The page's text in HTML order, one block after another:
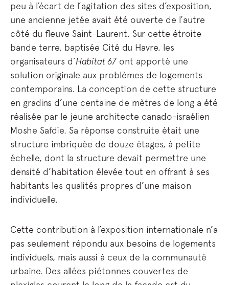
peu à l’écart de l’agitation des sites d’exposition,
une ancienne jetée avait été ouverte de l’autre
côté du fleuve Saint-Laurent. Sur cette étroite
bande terre, baptisée Cité du Havre, les
organisateurs d’Habitat 67 ont apporté une
solution originale aux problèmes de logements
contemporains. La conception de cette structure
en gradins d’une centaine de mètres de long a été
réalisée par le jeune architecte canado-israélien
Moshe Safdie. Sa réponse construite était une
structure imbriquée de douze étages, à petite
échelle, dont la structure devait permettre une
densité d’habitation élevée tout en offrant à ses
habitants les qualités propres d’une maison
individuelle.
Cette contribution à l’exposition internationale n’a
pas seulement répondu aux besoins de logements
individuels, mais aussi à ceux de la communauté
urbaine. Des allées piétonnes couvertes de